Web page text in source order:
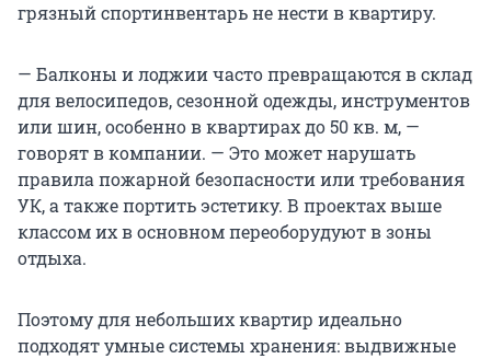
грязный спортинвентарь не нести в квартиру.
— Балконы и лоджии часто превращаются в склад
для велосипедов, сезонной одежды, инструментов
или шин, особенно в квартирах до50 кв. м, —
говорят в компании. — Это может нарушать
правила пожарной безопасности или требования
УК, а также портить эстетику. В проектах выше
классом их в основном переоборудуют в зоны
отдыха.
Поэтому для небольших квартир идеально
подходят умные системы хранения: выдвижные